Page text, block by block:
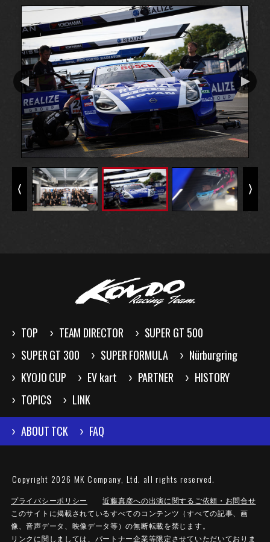
TOP TEAM DIRECTOR
SUPER GT 500
SUPER GT 300
SUPER FORMULA
Nürburgring
KYOJO CUP
EV kart PARTNER
HISTORY
TOPICS
LINK
ABOUT TCK
FAQ
Copyright 2026 MK Company, Ltd. all rights reserved.
プライバシーポリシー
近藤真彦への出演に関するご依頼・お問合せ
このサイトに掲載されているすべてのコンテンツ（すべての記事、画
像、音声データ、映像データ等）の無断転載を禁じます。
リンクに関しましては、パートナー企業等限定させていただいておりま